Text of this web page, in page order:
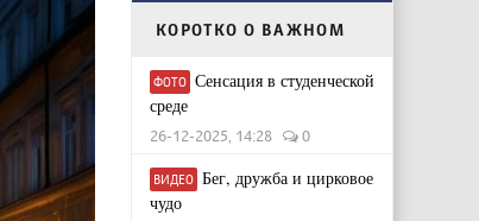
КОРОТКО О ВАЖНОМ
ФОТО Сенсация в студенческой
среде
26-12-2025, 14:28 0
ВИДЕО Бег, дружба и цирковое
чудо